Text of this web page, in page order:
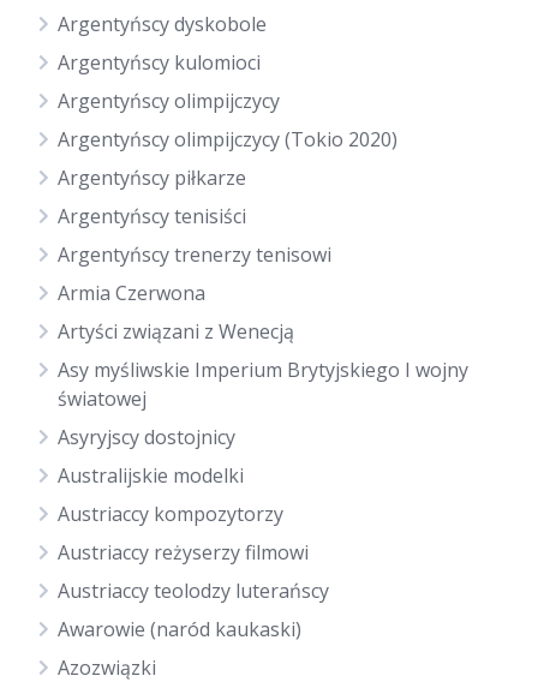
Argentyńscy dyskobole
Argentyńscy kulomioci
Argentyńscy olimpijczycy
Argentyńscy olimpijczycy (Tokio 2020)
Argentyńscy piłkarze
Argentyńscy tenisiści
Argentyńscy trenerzy tenisowi
Armia Czerwona
Artyści związani z Wenecją
Asy myśliwskie Imperium Brytyjskiego I wojny
światowej
Asyryjscy dostojnicy
Australijskie modelki
Austriaccy kompozytorzy
Austriaccy reżyserzy filmowi
Austriaccy teolodzy luterańscy
Awarowie (naród kaukaski)
Azozwiązki